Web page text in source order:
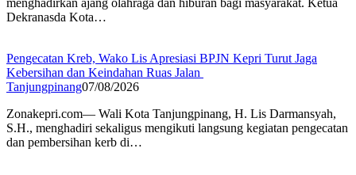
Dekranasda Kota…
Pengecatan Kreb, Wako Lis Apresiasi BPJN Kepri Turut Jaga
Kebersihan dan Keindahan Ruas Jalan
Tanjungpinang07/08/2026
Zonakepri.com— Wali Kota Tanjungpinang, H. Lis Darmansyah,
S.H., menghadiri sekaligus mengikuti langsung kegiatan pengecatan
dan pembersihan kerb di…